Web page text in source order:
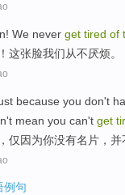
We never get tired of
这张脸我们从不厌烦。
because you don't
mean you can't get
， 仅因为你没有名片 ， 并
例句